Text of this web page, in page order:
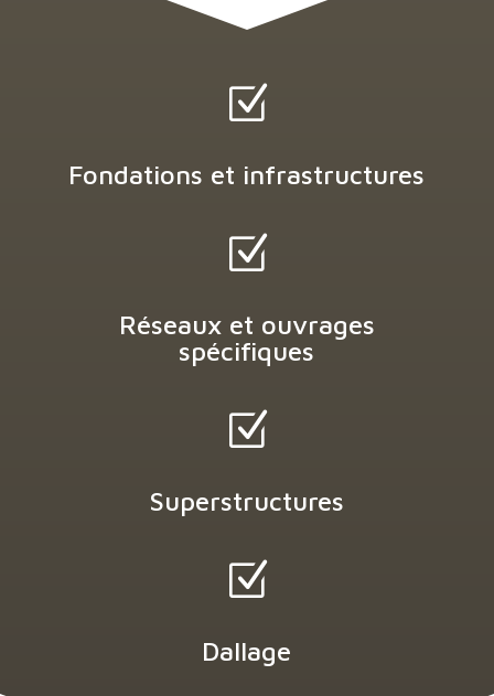
Z
Fondations et infrastructures
Z
Réseaux et ouvrages
spécifiques
Z
Superstructures
Z
Dallage